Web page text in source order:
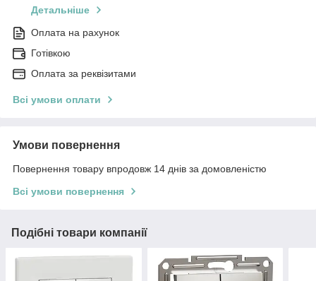
Детальніше
Оплата на рахунок
Готівкою
Оплата за реквізитами
Всі умови оплати
Умови повернення
Повернення товару впродовж 14 днів за домовленістю
Всі умови повернення
Подібні товари компанії